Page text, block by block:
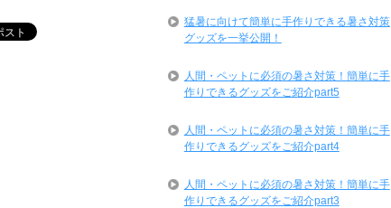
猛暑に向けて簡単に手作りできる暑さ対策
グッズを一挙公開！
人間・ペットに必須の暑さ対策！簡単に手
作りできるグッズをご紹介part5
人間・ペットに必須の暑さ対策！簡単に手
作りできるグッズをご紹介part4
人間・ペットに必須の暑さ対策！簡単に手
作りできるグッズをご紹介part3